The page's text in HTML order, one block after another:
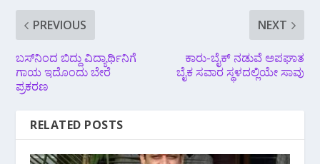
PREVIOUS
ಬಸ್‌ನಿಂದ ಬಿದ್ದು ವಿದ್ಯಾರ್ಥಿನಿಗೆ
ಗಾಯ ಇದೊಂದು ಬೇರೆ
ಪ್ರಕರಣ
NEXT
ಕಾರು-ಬೈಕ್ ನಡುವೆ ಅಪಘಾತ
ಬೈಕ ಸವಾರ ಸ್ಥಳದಲ್ಲಿಯೇ ಸಾವು
RELATED POSTS